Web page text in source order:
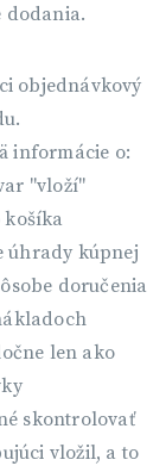
dodania.
objednávkový
informácie o:
"vloží"
košíka
úhrady kúpnej
doručenia
len ako
skontrolovať
vložil, a to